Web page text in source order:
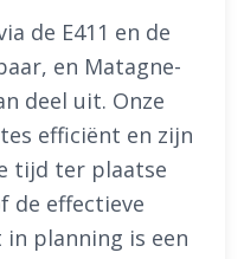
de E411 en de
en Matagne-
deel uit. Onze
efficiënt en zijn
tijd ter plaatse
de effectieve
planning is een